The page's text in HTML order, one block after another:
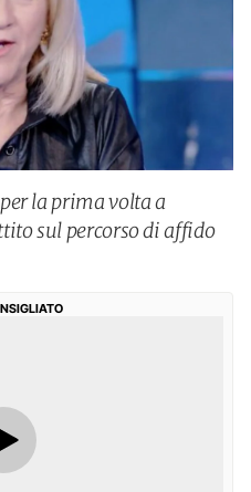
la prima volta a
sul percorso di affido